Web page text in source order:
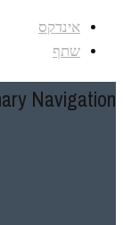
אינדקס
שתף
Navigation